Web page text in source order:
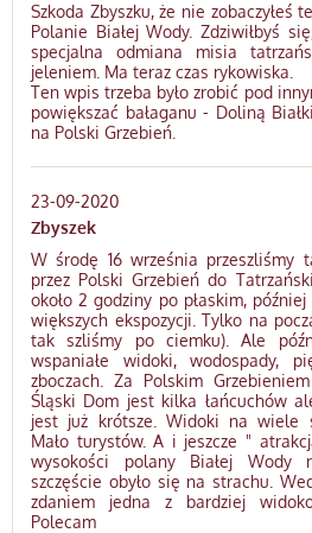
Szkoda Zbyszku, że nie zobaczyłeś
Polanie Białej Wody. Zdziwiłbyś
specjalna odmiana misia
jeleniem. Ma teraz czas rykowiska.
Ten wpis trzeba było zrobić pod
powiększać bałaganu - Doliną
na Polski Grzebień.
23-09-2020
Zbyszek
W środę 16 września przeszliśmy
przez Polski Grzebień do
około 2 godziny po płaskim,
większych ekspozycji. Tylko na
tak szliśmy po ciemku). Ale
wspaniałe widoki, wodospady,
zboczach. Za Polskim
Śląski Dom jest kilka łańcuchów
jest już krótsze. Widoki na wiele
Mało turystów. A i jeszcze "
wysokości polany Białej Wody
szczęście obyło się na strachu.
zdaniem jedna z bardziej
Polecam